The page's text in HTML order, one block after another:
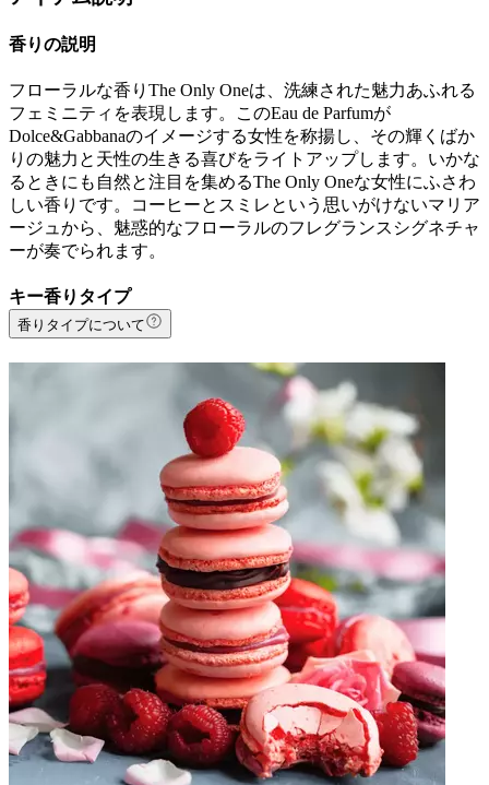
香りの説明
フローラルな香りThe Only Oneは、洗練された魅力あふれる
フェミニティを表現します。このEau de Parfumが
Dolce&Gabbanaのイメージする女性を称揚し、その輝くばか
りの魅力と天性の生きる喜びをライトアップします。いかな
るときにも自然と注目を集めるThe Only Oneな女性にふさわ
しい香りです。コーヒーとスミレという思いがけないマリア
ージュから、魅惑的なフローラルのフレグランスシグネチャ
ーが奏でられます。
キー香りタイプ
香りタイプについて